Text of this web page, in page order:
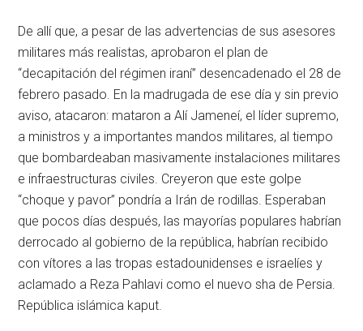
De allí que, a pesar de las advertencias de sus asesores
militares más realistas, aprobaron el plan de
“decapitación del régimen iraní” desencadenado el 28 de
febrero pasado. En la madrugada de ese día y sin previo
aviso, atacaron: mataron a Alí Jameneí, el líder supremo,
a ministros y a importantes mandos militares, al tiempo
que bombardeaban masivamente instalaciones militares
e infraestructuras civiles. Creyeron que este golpe
“choque y pavor” pondría a Irán de rodillas. Esperaban
que pocos días después, las mayorías populares habrían
derrocado al gobierno de la república, habrían recibido
con vítores a las tropas estadounidenses e israelíes y
aclamado a Reza Pahlavi como el nuevo sha de Persia.
República islámica kaput.